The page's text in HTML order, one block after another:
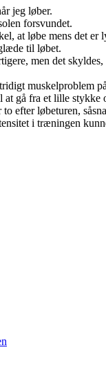
jeg løber.
forsvundet.
at løbe mens det er
til løbet.
men det
muskelproblem
at gå fra et lille stykke
efter løbeturen,
i træningen